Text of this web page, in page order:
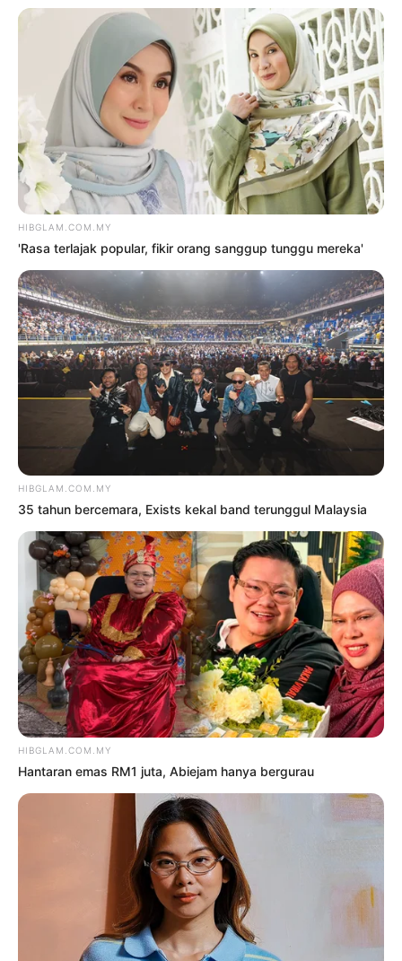
7 Ogos 2026
‘Rasa terlajak popular, fikir
orang sanggup tunggu mereka’
7 Ogos 2026
35 tahun bercemara, Exists
kekal band terunggul Malaysia
Tiket PGLM mula jual 18 Ogos
depan
6 Ogos 2026
TRENDING
1
Indonesia pun kena kecam
2 Ogos 2026
2
Saya jumpa pakar psikiatri,
hadiri sesi kaunseling – Bella
Astillah
4 Ogos 2026
3
‘Tak takut bekerjasama dengan
Aliff, saya pun pendosa’
Siti Nurhaliza sebak, Noraniza
Idris ‘seram’ duet Hati Kama
5 Ogos 2026
‘Tak pakai susuk, masih lelaki
tulen’ – Rashdan Baba kongsi tip